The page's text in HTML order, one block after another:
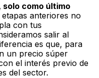
como último
anteriores no
con tus
salir al
es que, para
un precio súper
el interés previo de
del sector.